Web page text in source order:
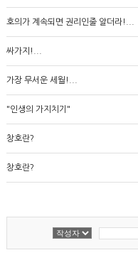
호의가 계속되면 권리인줄 알더라!...
싸가지!...
가장 무서운 세월!...
"인생의 가지치기"
창호란?
창호란?